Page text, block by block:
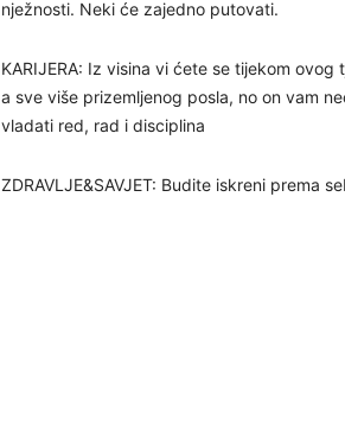
nježnosti. Neki će zajedno putovati.
KARIJERA: Iz visina vi ćete se tijekom
a sve više prizemljenog posla, no on vam
vladati red, rad i disciplina
ZDRAVLJE&SAVJET: Budite iskreni prema